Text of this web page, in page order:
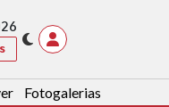
Fotogalerias